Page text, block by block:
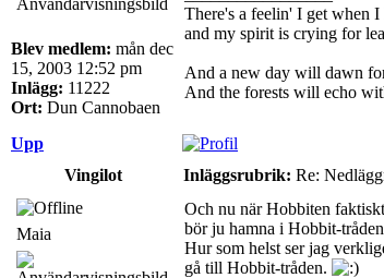
Blev medlem: mån dec
15, 2003 12:52 pm
Inlägg: 11222
Ort: Dun Cannobaen
There's a feelin' I get when
and my spirit is crying for
And a new day will dawn
And the forests will echo
Upp
Vingilot
Inläggsrubrik: Re:
Maia
Och nu när Hobbiten
bör ju hamna i Hobbit-
Hur som helst ser jag
gå till Hobbit-tråden.